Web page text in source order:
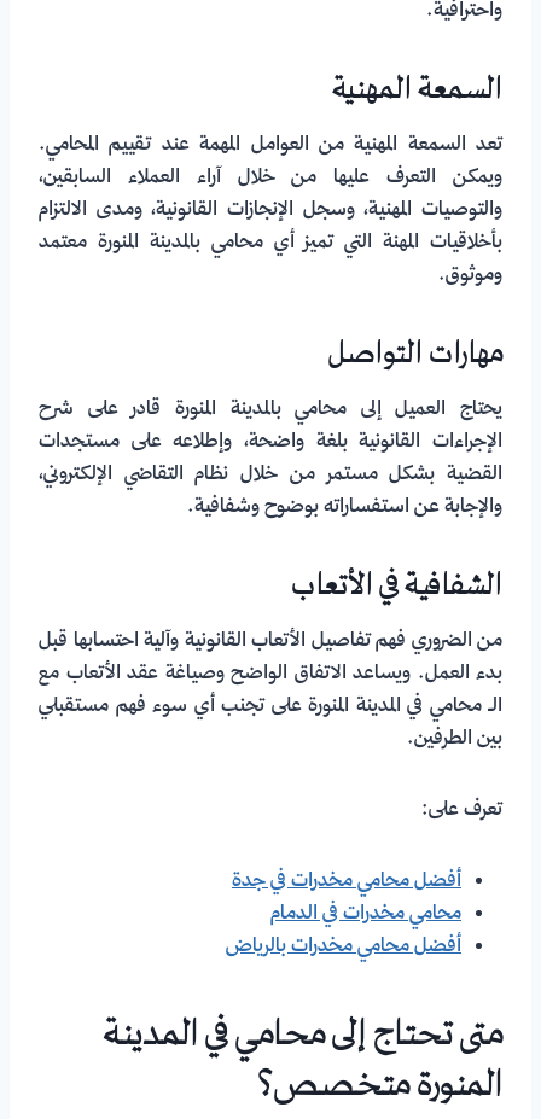
واحترافية.
السمعة المهنية
تعد السمعة المهنية من العوامل المهمة عند تقييم المحامي.
ويمكن التعرف عليها من خلال آراء العملاء السابقين،
والتوصيات المهنية، وسجل الإنجازات القانونية، ومدى الالتزام
بأخلاقيات المهنة التي تميز أي محامي بالمدينة المنورة معتمد
وموثوق.
مهارات التواصل
يحتاج العميل إلى محامي بالمدينة المنورة قادر على شرح
الإجراءات القانونية بلغة واضحة، وإطلاعه على مستجدات
القضية بشكل مستمر من خلال نظام التقاضي الإلكتروني،
والإجابة عن استفساراته بوضوح وشفافية.
الشفافية في الأتعاب
من الضروري فهم تفاصيل الأتعاب القانونية وآلية احتسابها قبل
بدء العمل. ويساعد الاتفاق الواضح وصياغة عقد الأتعاب مع
الـ محامي في المدينة المنورة على تجنب أي سوء فهم مستقبلي
بين الطرفين.
تعرف على:
أفضل محامي مخدرات في جدة
محامي مخدرات في الدمام
أفضل محامي مخدرات بالرياض
متى تحتاج إلى محامي في المدينة
المنورة متخصص؟